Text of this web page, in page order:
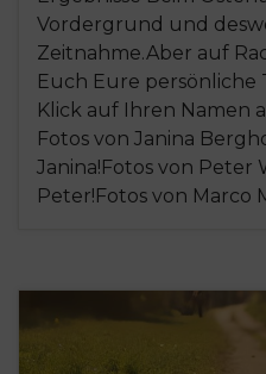
Vordergrund und
Zeitnahme.Aber auf
Euch Eure
Klick auf Ihren Namen
Fotos von Janina
Janina!Fotos von Peter
Peter!Fotos von Marco